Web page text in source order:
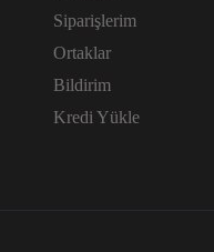
Siparişlerim
Ortaklar
Bildirim
Kredi Yükle